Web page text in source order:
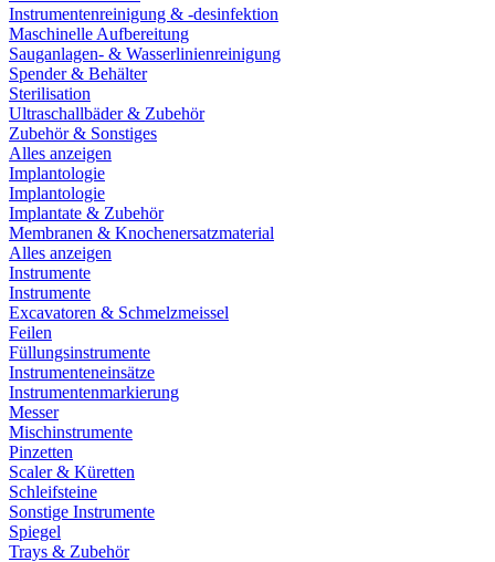
Instrumentenreinigung & -desinfektion
Maschinelle Aufbereitung
Sauganlagen- & Wasserlinienreinigung
Spender & Behälter
Sterilisation
Ultraschallbäder & Zubehör
Zubehör & Sonstiges
Alles anzeigen
Implantologie
Implantologie
Implantate & Zubehör
Membranen & Knochenersatzmaterial
Alles anzeigen
Instrumente
Instrumente
Excavatoren & Schmelzmeissel
Feilen
Füllungsinstrumente
Instrumenteneinsätze
Instrumentenmarkierung
Messer
Mischinstrumente
Pinzetten
Scaler & Küretten
Schleifsteine
Sonstige Instrumente
Spiegel
Trays & Zubehör